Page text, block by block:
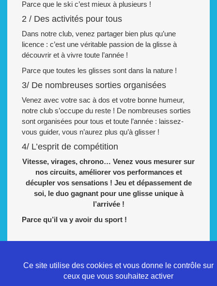
Parce que le ski c’est mieux à plusieurs !
2 / Des activités pour tous
Dans notre club, venez partager bien plus qu’une
licence : c’est une véritable passion de la glisse à
découvrir et à vivre toute l’année !
Parce que toutes les glisses sont dans la nature !
3/ De nombreuses sorties organisées
Venez avec votre sac à dos et votre bonne humeur,
notre club s’occupe du reste ! De nombreuses sorties
sont organisées pour tous et toute l’année : laissez-
vous guider, vous n’aurez plus qu’à glisser !
4/ L’esprit de compétition
Vitesse, virages, chrono… Venez vous mesurer sur
nos circuits, améliorer vos performances et
décupler vos sensations ! Jeu et dépassement de
soi, le duo gagnant pour une glisse unique à
l’arrivée !
Parce qu’il va y avoir du sport !
Ce site utilise des cookies et vous donne le contrôle sur
ceux que vous souhaitez activer